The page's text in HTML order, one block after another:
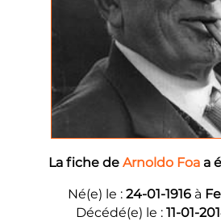
La fiche de Arnoldo Foa a
Né(e) le : 24-01-1916 à
Décédé(e) le : 11-01-